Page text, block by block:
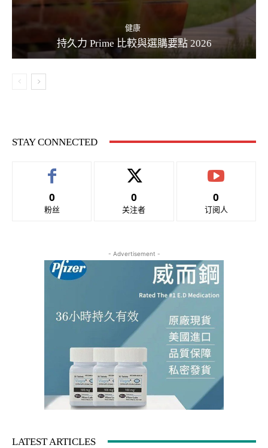
健康
持久力 Prime 比較與選購要點 2026
STAY CONNECTED
0
粉丝
0
关注者
0
订阅人
- Advertisement -
LATEST ARTICLES